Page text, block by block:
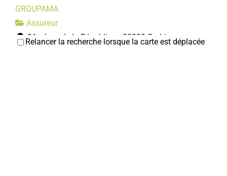
GROUPAMA
Assureur
26, place de la République 80800 Corbie
Relancer la recherche lorsque la carte est déplacée